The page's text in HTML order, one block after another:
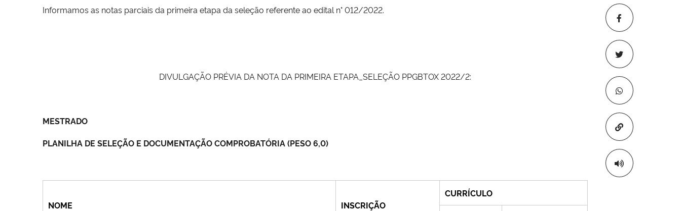
Copiar para
Informamos as notas parciais da primeira etapa da seleção referente ao edital n° 012/2022.
DIVULGAÇÃO PRÉVIA DA NOTA DA PRIMEIRA ETAPA_SELEÇÃO PPGBTOX 2022/2:
MESTRADO
PLANILHA DE SELEÇÃO E DOCUMENTAÇÃO COMPROBATÓRIA (PESO 6,0)
NOME INSCRIÇÃO
CURRÍCULO